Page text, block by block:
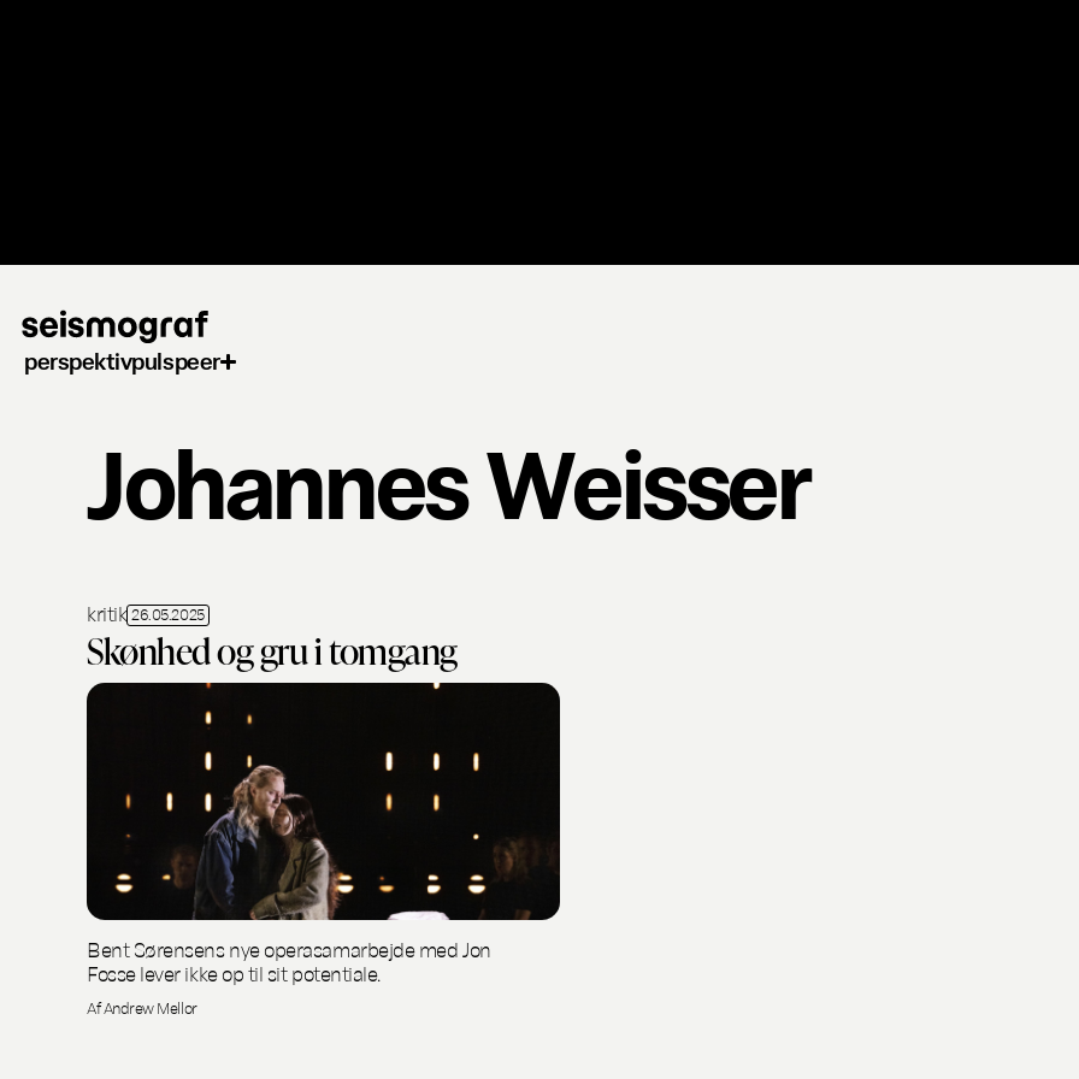
perspektivpulspeer
Johannes Weisser
kritik 26.05.2025
Skønhed og gru i tomgang
Bent Sørensens nye operasamarbejde med Jon
Fosse lever ikke op til sit potentiale.
Af Andrew Mellor